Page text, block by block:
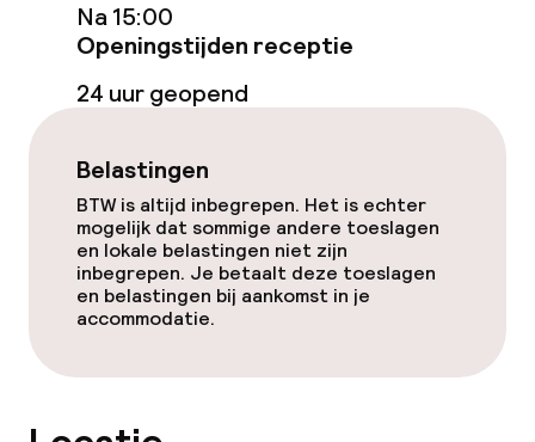
Overal rookvrij
Na 15:00
Openingstijden receptie
24 uur geopend
Belastingen
BTW is altijd inbegrepen. Het is echter
mogelijk dat sommige andere toeslagen
en lokale belastingen niet zijn
inbegrepen. Je betaalt deze toeslagen
en belastingen bij aankomst in je
accommodatie.